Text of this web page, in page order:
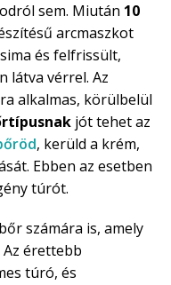
sem. Miután 10
arcmaszkot
és felfrissült,
látva vérrel. Az
alkalmas, körülbelül
jót tehet az
, kerüld a krém,
Ebben az esetben
túrót.
számára is, amely
érettebb
túró, és